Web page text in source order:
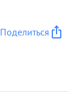
Поделиться